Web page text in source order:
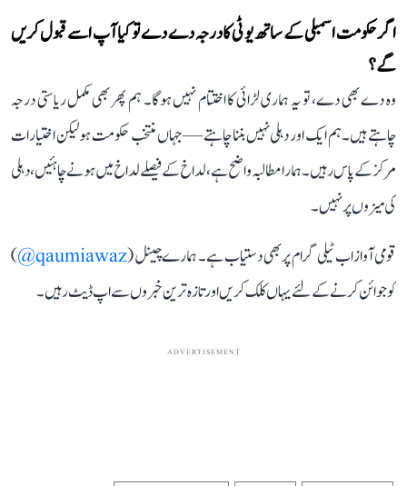
اگر حکومت اسمبلی کے ساتھ یو ٹی کا درجہ دے دے تو کیا آپ اسے قبول کریں
گے؟
وہ دے بھی دے، تو یہ ہماری لڑائی کا اختتام نہیں ہوگا۔ ہم پھر بھی مکمل ریاستی درجہ
چاہتے ہیں۔ ہم ایک اور دہلی نہیں بننا چاہتے — جہاں منتخب حکومت ہو لیکن اختیارات
مرکز کے پاس رہیں۔ ہمارا مطالبہ واضح ہے، لداخ کے فیصلے لداخ میں ہونے چاہئیں، دہلی
کی میزوں پر نہیں۔
قومی آواز اب ٹیلی گرام پر بھی دستیاب ہے۔ ہمارے چینل (qaumiawaz@
)
کو جوائن کرنے کے لئے یہاں کلک کریں اور تازہ ترین خبروں سے اپ ڈیٹ رہیں۔
ADVERTISEMENT